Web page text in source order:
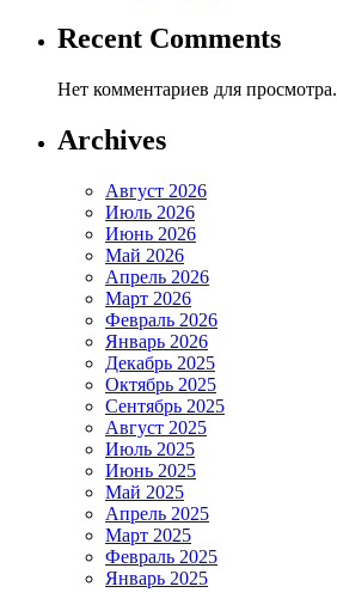
Recent Comments
Нет комментариев для просмотра.
Archives
Август 2026
Июль 2026
Июнь 2026
Май 2026
Апрель 2026
Март 2026
Февраль 2026
Январь 2026
Декабрь 2025
Октябрь 2025
Сентябрь 2025
Август 2025
Июль 2025
Июнь 2025
Май 2025
Апрель 2025
Март 2025
Февраль 2025
Январь 2025